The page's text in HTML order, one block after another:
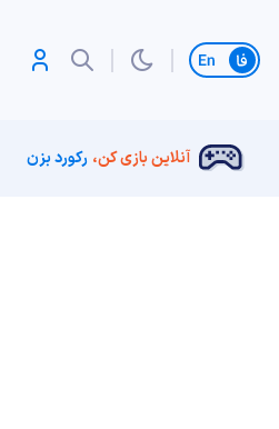
تغییر زبان
آنلاین بازی کن، رکورد بزن